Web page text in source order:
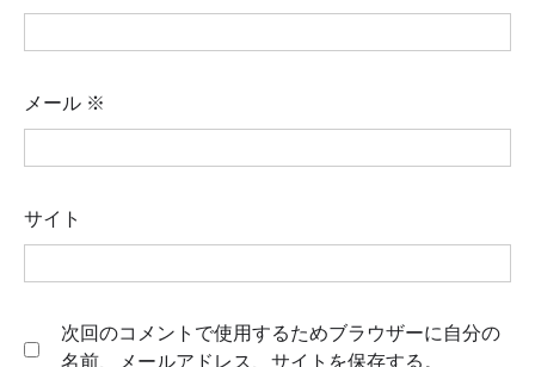
メール ※
サイト
次回のコメントで使用するためブラウザーに自分の
名前、メールアドレス、サイトを保存する。